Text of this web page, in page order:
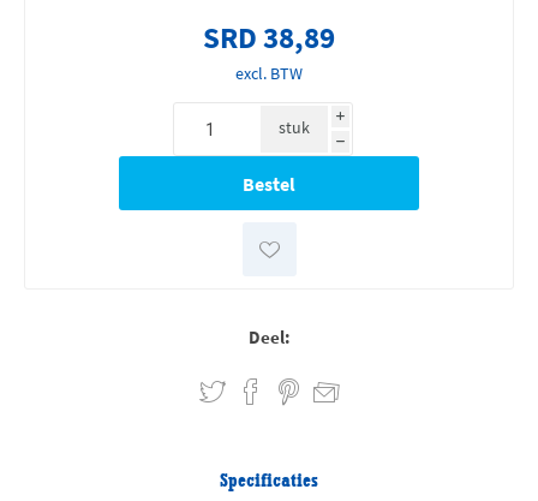
SRD 38,89
excl. BTW
i
h
stuk
Deel:
Specificaties